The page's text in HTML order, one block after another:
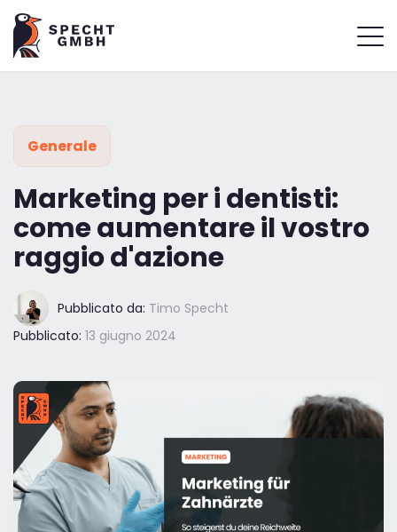
Generale
Marketing per i dentisti:
come aumentare il vostro
raggio d'azione
Pubblicato da: Timo Specht
Pubblicato: 13 giugno 2024